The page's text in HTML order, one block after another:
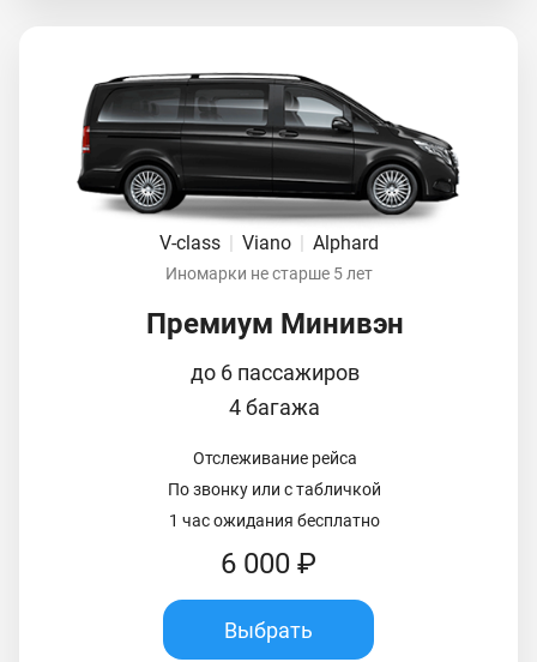
V-class Viano Alphard
Иномарки не старше 5 лет
Премиум Минивэн
до 6 пассажиров
4 багажа
Отслеживание рейса
По звонку или с табличкой
1 час ожидания бесплатно
6 000 ₽
Выбрать